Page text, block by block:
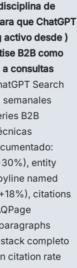
de
que ChatGPT
activo desde )
B2B como
consultas
Search
B2B
entity
named
citations
completo
citation rate